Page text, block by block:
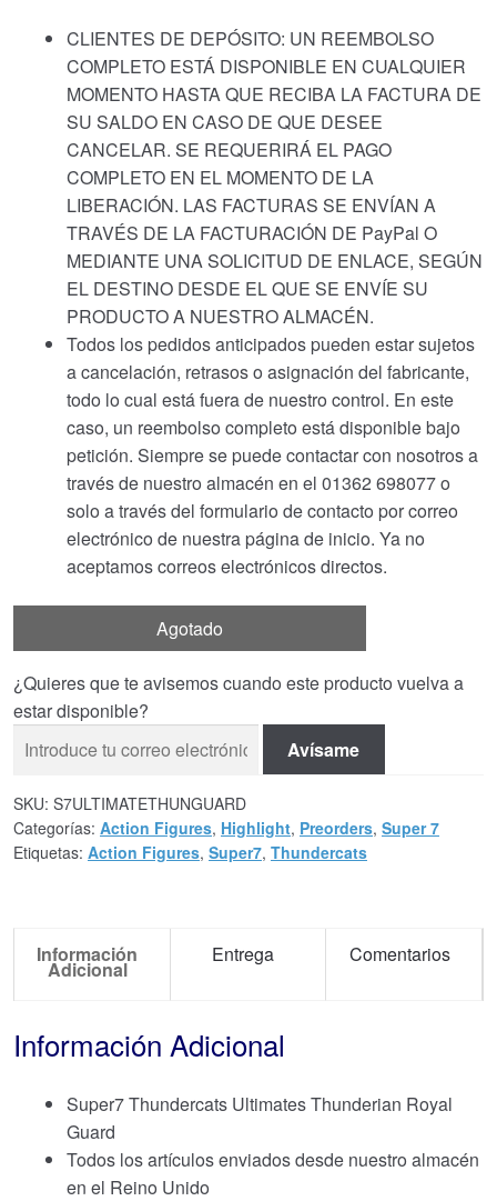
CLIENTES DE DEPÓSITO: UN REEMBOLSO
COMPLETO ESTÁ DISPONIBLE EN CUALQUIER
MOMENTO HASTA QUE RECIBA LA FACTURA DE
SU SALDO EN CASO DE QUE DESEE
CANCELAR. SE REQUERIRÁ EL PAGO
COMPLETO EN EL MOMENTO DE LA
LIBERACIÓN. LAS FACTURAS SE ENVÍAN A
TRAVÉS DE LA FACTURACIÓN DE PayPal O
MEDIANTE UNA SOLICITUD DE ENLACE, SEGÚN
EL DESTINO DESDE EL QUE SE ENVÍE SU
PRODUCTO A NUESTRO ALMACÉN.
Todos los pedidos anticipados pueden estar sujetos
a cancelación, retrasos o asignación del fabricante,
todo lo cual está fuera de nuestro control. En este
caso, un reembolso completo está disponible bajo
petición. Siempre se puede contactar con nosotros a
través de nuestro almacén en el 01362 698077 o
solo a través del formulario de contacto por correo
electrónico de nuestra página de inicio. Ya no
aceptamos correos electrónicos directos.
Agotado
¿Quieres que te avisemos cuando este producto vuelva a
estar disponible?
Avísame
SKU: S7ULTIMATETHUNGUARD
Categorías: Action Figures, Highlight, Preorders, Super 7
Etiquetas: Action Figures, Super7, Thundercats
Información
Adicional
Entrega Comentarios
Información Adicional
Super7 Thundercats Ultimates Thunderian Royal
Guard
Todos los artículos enviados desde nuestro almacén
en el Reino Unido